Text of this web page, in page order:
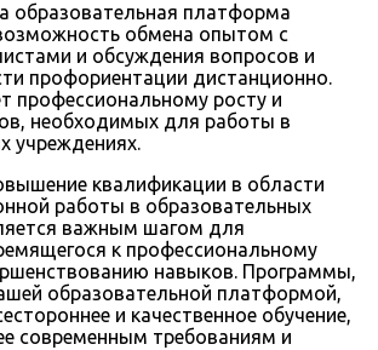
образовательная платформа
обмена опытом с
и обсуждения вопросов и
профориентации дистанционно.
профессиональному росту и
необходимых для работы в
учреждениях.
квалификации в области
работы в образовательных
важным шагом для
к профессиональному
навыков. Программы,
образовательной платформой,
и качественное обучение,
современным требованиям и